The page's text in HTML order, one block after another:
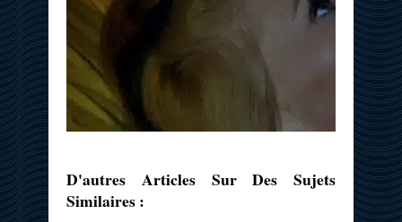
D'autres Articles Sur Des Sujets
Similaires :